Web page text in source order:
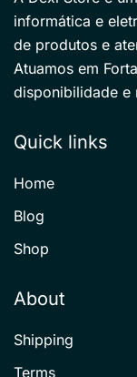
informática e
de produtos e
Atuamos em
disponibilidade e
Quick links
Home
Blog
Shop
About
Shipping
Terms